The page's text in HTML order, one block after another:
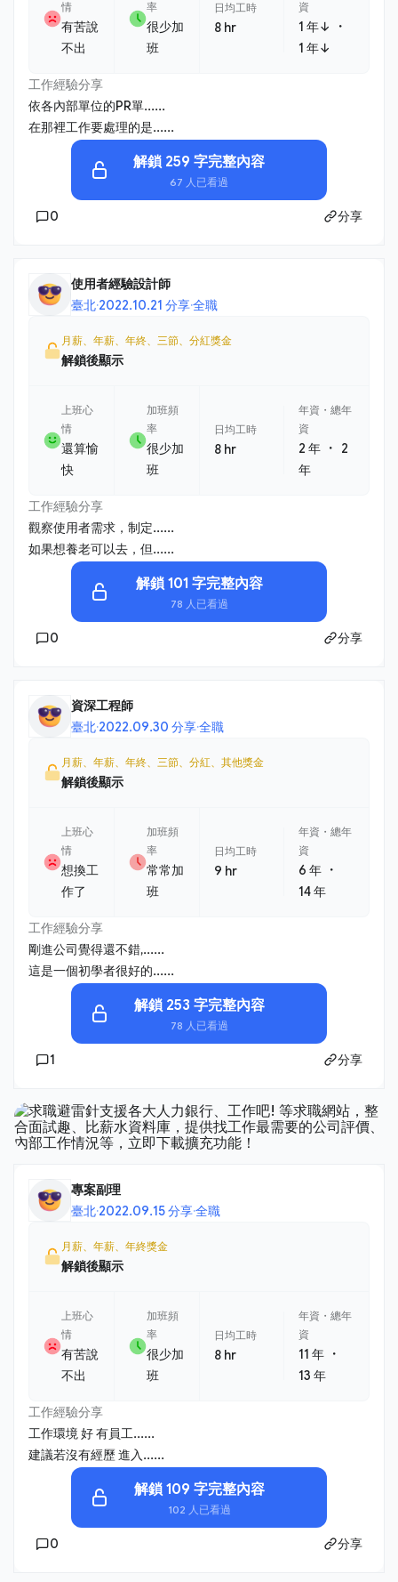
情
有苦說
不出
率
很少加
班
日均工時
8 hr
資
1 年↓ ・
1 年↓
工作經驗分享
依各內部單位的PR單......
在那裡工作要處理的是......
解鎖 259 字完整內容
67 人已看過
0 分享
使用者經驗設計師
臺北·2022.10.21 分享·全職
月薪、年薪、年終、三節、分紅獎金
解鎖後顯示
上班心
情
還算愉
快
加班頻
率
很少加
班
日均工時
8 hr
年資・總年
資
2 年 ・
2
年
工作經驗分享
觀察使用者需求，制定......
如果想養老可以去，但......
解鎖 101 字完整內容
78 人已看過
0 分享
資深工程師
臺北·2022.09.30 分享·全職
月薪、年薪、年終、三節、分紅、其他獎金
解鎖後顯示
上班心
情
想換工
作了
加班頻
率
常常加
班
日均工時
9 hr
年資・總年
資
6 年 ・
14 年
工作經驗分享
剛進公司覺得還不錯,......
這是一個初學者很好的......
解鎖 253 字完整內容
78 人已看過
1 分享
專案副理
臺北·2022.09.15 分享·全職
月薪、年薪、年終獎金
解鎖後顯示
上班心
情
有苦說
不出
加班頻
率
很少加
班
日均工時
8 hr
年資・總年
資
11 年 ・
13 年
工作經驗分享
工作環境 好 有員工......
建議若沒有經歷 進入......
解鎖 109 字完整內容
102 人已看過
0 分享